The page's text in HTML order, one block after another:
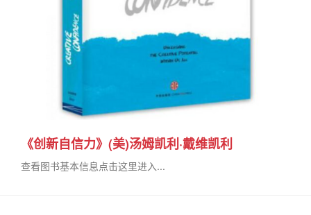
《创新自信力》(美)汤姆凯利·戴维凯利
查看图书基本信息点击这里进入...